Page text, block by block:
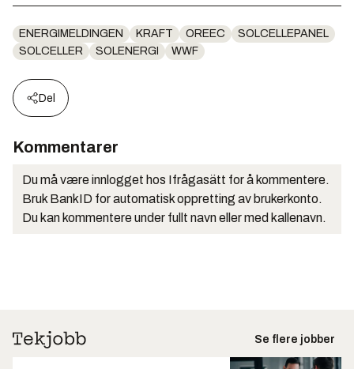
ENERGIMELDINGEN KRAFT OREEC
SOLCELLEPANEL
SOLCELLER
SOLENERGI WWF
Del
Kommentarer
Du må være innlogget hos Ifrågasätt for å kommentere.
Bruk BankID for automatisk oppretting av brukerkonto.
Du kan kommentere under fullt navn eller med kallenavn.
Se flere jobber